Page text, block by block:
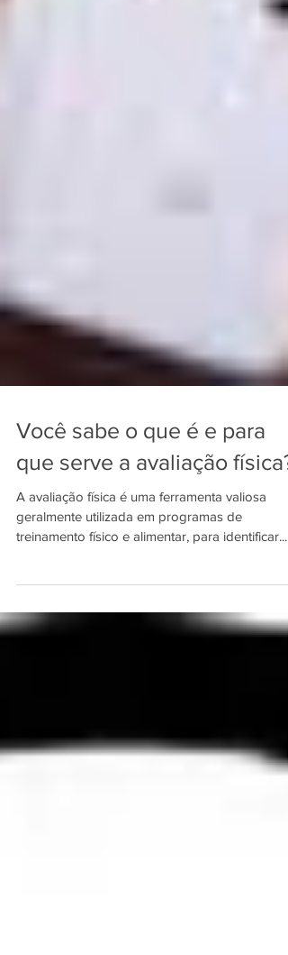
Você sabe o que é e para
A avaliação física é uma ferramenta valiosa
geralmente utilizada em programas de